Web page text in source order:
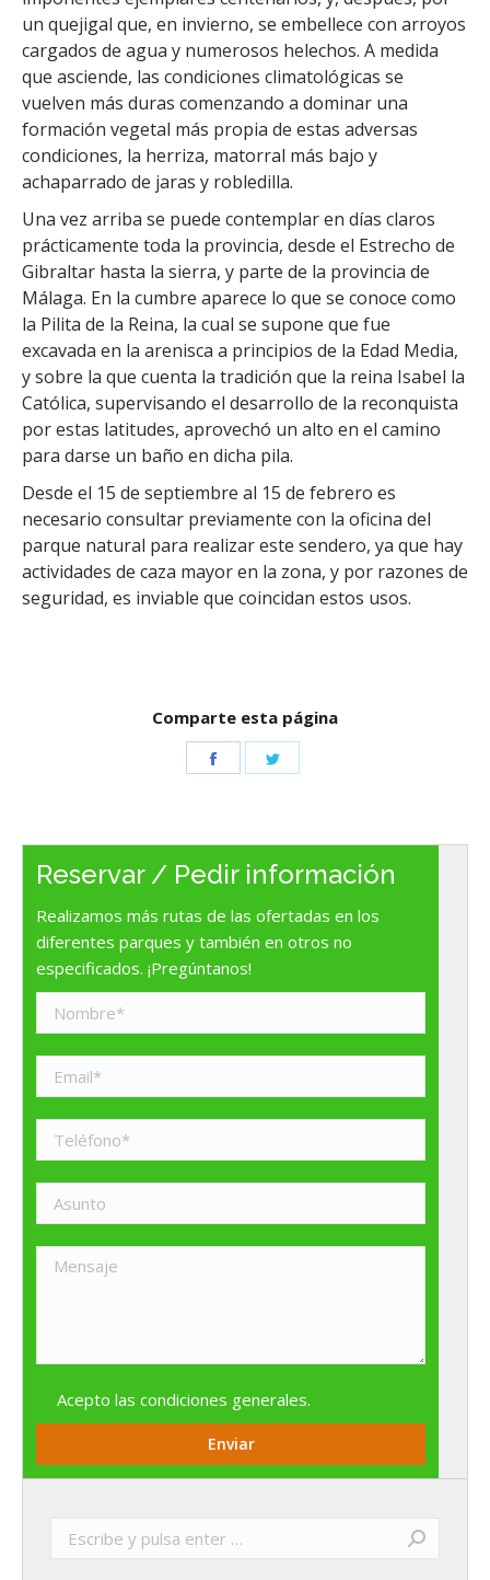
un quejigal que, en invierno, se embellece con arroyos
cargados de agua y numerosos helechos. A medida
que asciende, las condiciones climatológicas se
vuelven más duras comenzando a dominar una
formación vegetal más propia de estas adversas
condiciones, la herriza, matorral más bajo y
achaparrado de jaras y robledilla.
Una vez arriba se puede contemplar en días claros
prácticamente toda la provincia, desde el Estrecho de
Gibraltar hasta la sierra, y parte de la provincia de
Málaga. En la cumbre aparece lo que se conoce como
la Pilita de la Reina, la cual se supone que fue
excavada en la arenisca a principios de la Edad Media,
y sobre la que cuenta la tradición que la reina Isabel la
Católica, supervisando el desarrollo de la reconquista
por estas latitudes, aprovechó un alto en el camino
para darse un baño en dicha pila.
Desde el 15 de septiembre al 15 de febrero es
necesario consultar previamente con la oficina del
parque natural para realizar este sendero, ya que hay
actividades de caza mayor en la zona, y por razones de
seguridad, es inviable que coincidan estos usos.
Comparte esta página
Share
Reservar / Pedir información
Realizamos más rutas de las ofertadas en los
diferentes parques y también en otros no
especificados. ¡Pregúntanos!
Acepto las condiciones generales.
Buscar: